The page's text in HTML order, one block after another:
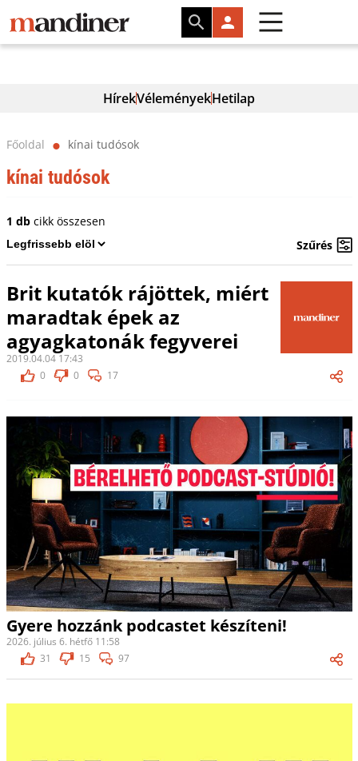
HírekVéleményekHetilap
Főoldal ⬤ kínai tudósok
kínai tudósok
1 dbcikk összesen
Szűrés
Brit kutatók rájöttek, miért
maradtak épek az
agyagkatonák fegyverei
2019.04.04 17:43
0
0 17
Gyere hozzánk podcastet készíteni!
2026. július 6. hétfő 11:58
31
15 97